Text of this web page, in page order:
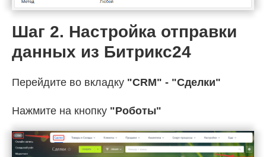
Шаг 2. Настройка отправки
данных из Битрикс24
Перейдите во вкладку "CRM" - "Сделки"
Нажмите на кнопку "Роботы"